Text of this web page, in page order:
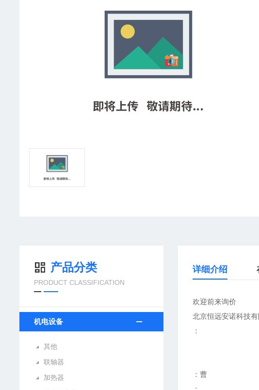
产品分类
PRODUCT CLASSIFICATION
机电设备
其他
联轴器
加热器
详细介绍
欢迎前来询价
北京恒远安诺科技
：
：曹